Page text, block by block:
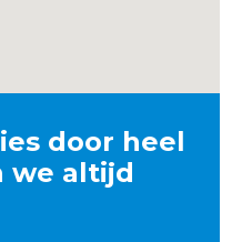
door heel
we altijd